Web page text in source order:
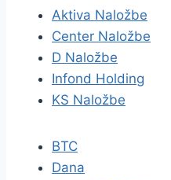
Aktiva Naložbe
Center Naložbe
D Naložbe
Infond Holding
KS Naložbe
BTC
Dana